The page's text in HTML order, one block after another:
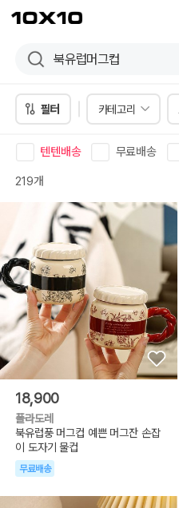
텐
바
필터 카테고리
텐텐배송 무료배송
219개
18,900
폴라도레
북유럽풍 머그컵 예쁜 머그잔 손잡
이 도자기 물컵
무료배송